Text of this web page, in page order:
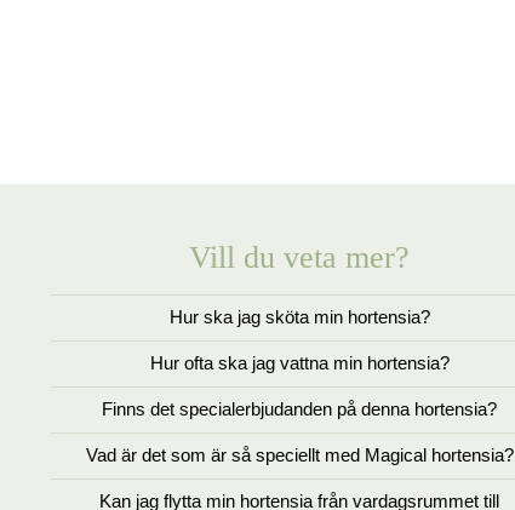
Vill du veta mer?
Hur ska jag sköta min hortensia?
Hur ofta ska jag vattna min hortensia?
Finns det specialerbjudanden på denna hortensia?
Vad är det som är så speciellt med Magical hortensia?
Kan jag flytta min hortensia från vardagsrummet till